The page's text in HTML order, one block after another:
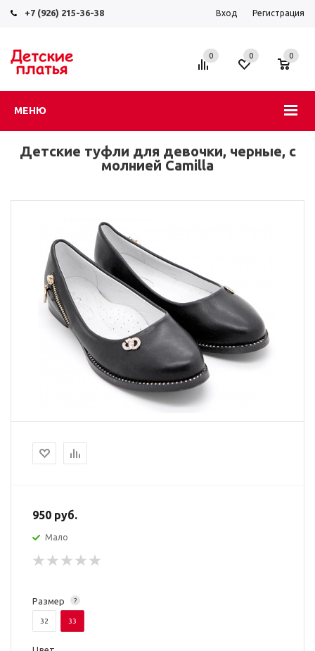
+7 (926) 215-36-38 Вход Регистрация
МЕНЮ
0 0 0
Детские туфли для девочки, черные, с
молнией Camilla
950 руб.
Мало
?
Размер
32 33